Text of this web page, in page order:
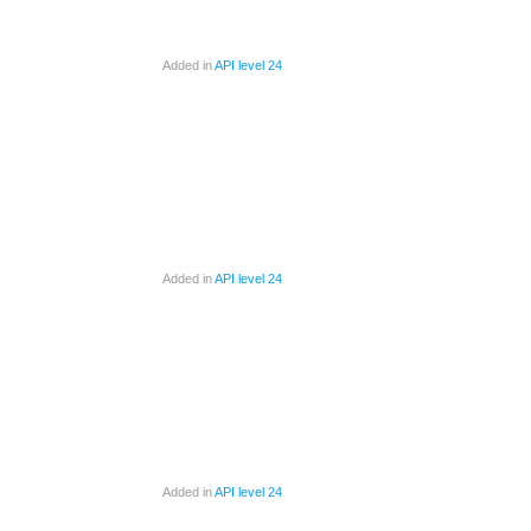
Added inAPI level 24
Added inAPI level 24
Added inAPI level 24